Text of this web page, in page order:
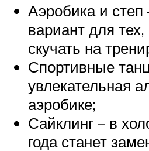
Аэробика и степ
вариант для
скучать на
Спортивные
увлекательная
аэробике;
Сайклинг – в
года станет